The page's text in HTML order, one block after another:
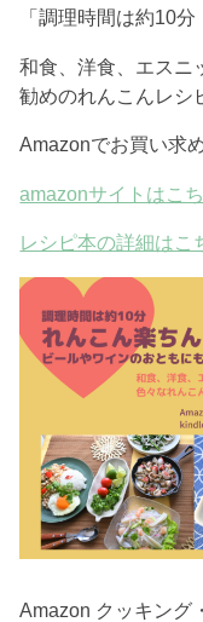
「調理時間は約10
和食、洋食、エスニ
勧めのれんこんレシ
Amazonでお買い求
amazonサイトはこ
レシピ本の詳細はこ
Amazon クッキング